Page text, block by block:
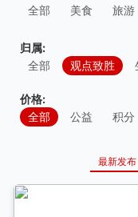
全部
美食 旅游
归属:
全部
观点致胜
价格:
全部
公益 积分
最新发布